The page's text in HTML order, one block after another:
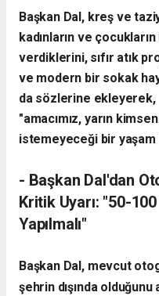
Başkan Dal, kreş ve
kadınların ve
verdiklerini, sıfır atık
ve modern bir sokak
da sözlerine ekleyerek,
"amacımız, yarın
istemeyeceği bir
- Başkan Dal'dan
Kritik Uyarı: "50-100
Yapılmalı"
Başkan Dal, mevcut
şehrin dışında